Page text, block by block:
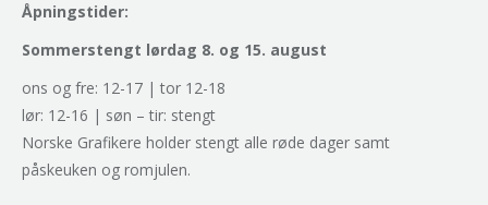
Åpningstider:
Sommerstengt lørdag 8. og 15. august
ons og fre: 12-17 | tor 12-18
lør: 12-16 | søn – tir: stengt
Norske Grafikere holder stengt alle røde dager samt
påskeuken og romjulen.